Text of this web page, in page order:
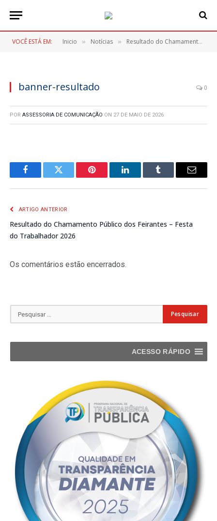
VOCÊ ESTÁ EM: Inicio » Notícias » Resultado do Chamamento Público dos Feirantes – Festa do Trabalhador 2026
banner-resultado 0
POR ASSESSORIA DE COMUNICAÇÃO ON 27 DE MAIO DE 2026
FacebookTwitter Pinterest LinkedInTumblr
E-
ARTIGO ANTERIOR
Resultado do Chamamento Público dos Feirantes – Festa
do Trabalhador 2026
Os comentários estão encerrados.
ACESSO RÁPIDO